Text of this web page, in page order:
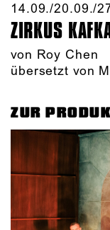
14.09./​20.09./​
ZIRKUS
von Roy Chen
übersetzt von
ZUR